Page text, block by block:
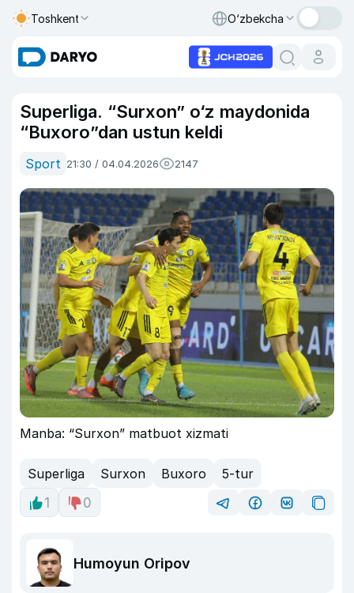
Toshkent O‘zbekcha
Superliga. “Surxon” o‘z maydonida
“Buxoro”dan ustun keldi
Sport 21:30 / 04.04.2026 2147
Manba: “Surxon” matbuot xizmati
Superliga Surxon Buxoro
5-tur
1
0
Humoyun Oripov